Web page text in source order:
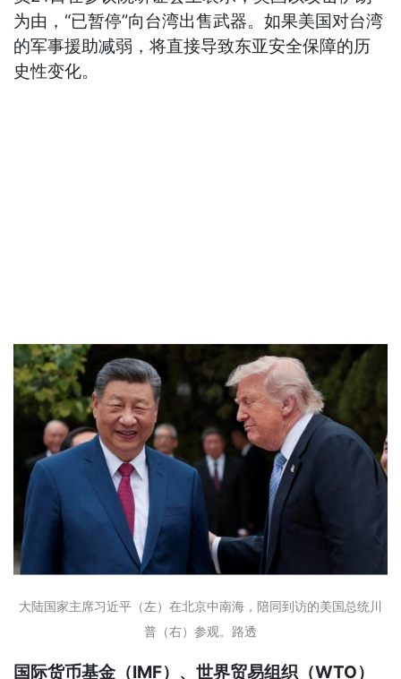
为由，“已暂停”向台湾出售武器。如果美国对台湾
的军事援助减弱，将直接导致东亚安全保障的历
史性变化。
大陆国家主席习近平（左）在北京中南海，陪同到访的美国总统川
普（右）参观。路透
国际货币基金（IMF）、世界贸易组织（WTO）